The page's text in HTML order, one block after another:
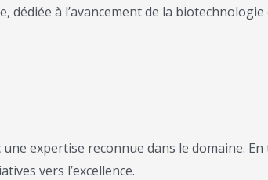
à l’avancement de la
expertise reconnue dans le domaine.
vers l’excellence.